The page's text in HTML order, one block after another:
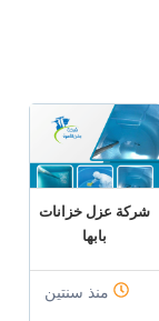
شركة عزل خزانات
بابها
منذ سنتين